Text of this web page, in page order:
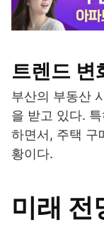
트렌드 변
부산의 부동산
을 받고 있다.
하면서, 주택 구
황이다.
미래 전